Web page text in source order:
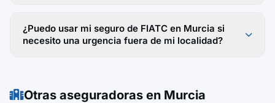
¿Puedo usar mi seguro de FIATC en Murcia si
necesito una urgencia fuera de mi localidad?
Otras aseguradoras en Murcia